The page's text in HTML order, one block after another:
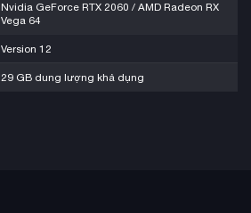
Nvidia GeForce RTX 2060 / AMD Radeon RX
Vega 64
Version 12
29 GB dung lượng khả dụng